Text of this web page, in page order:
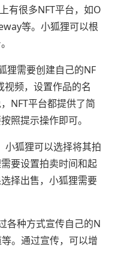
有很多NFT平台，如O
等。小狐狸可以根
狸需要创建自己的NF
视频，设置作品的名
NFT平台都提供了简
照提示操作即可。
小狐狸可以选择将其拍
要设置拍卖时间和起
择出售，小狐狸需要
各种方式宣传自己的N
。通过宣传，可以增